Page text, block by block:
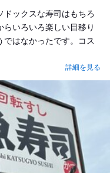
ドックスな寿司はもちろ
いろいろ楽しい目移り
ではなかったです。コス
詳細を見る